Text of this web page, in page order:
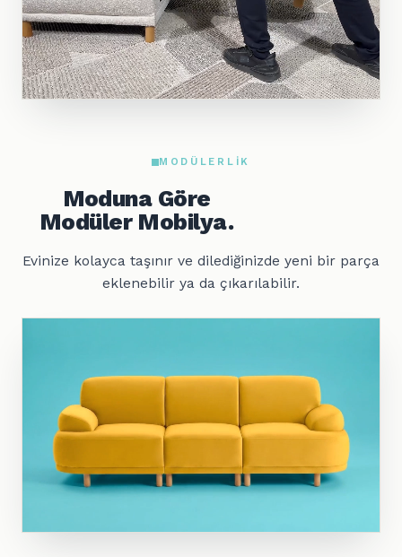
MODÜLERLIK
Moduna Göre
Modüler Mobilya.
Evinize kolayca taşınır ve dilediğinizde yeni bir parça
eklenebilir ya da çıkarılabilir.